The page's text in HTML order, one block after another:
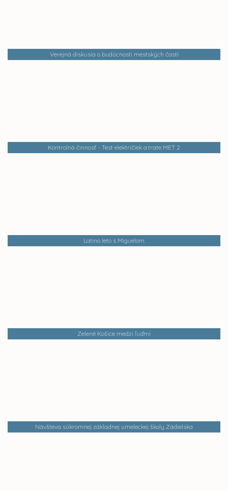
Verejná diskusia o budúcnosti mestských častí
Kontrolná činnosť - Test električiek a trate MET 2
Latino leto s Miguelom
Zelené Košice medzi ľuďmi
Návšteva súkromnej základnej umeleckej školy Zádielska